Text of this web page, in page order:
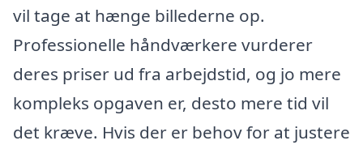
vil tage at hænge billederne op.
Professionelle håndværkere vurderer
deres priser ud fra arbejdstid, og jo mere
kompleks opgaven er, desto mere tid vil
det kræve. Hvis der er behov for at justere